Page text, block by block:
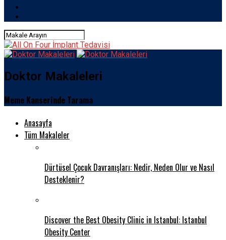
Doktor Makaleleri
Meme Kanserinde Tarama
Anasayfa
Tüm Makaleler
Dürtüsel Çocuk Davranışları: Nedir, Neden Olur ve Nasıl
Desteklenir?
Discover the Best Obesity Clinic in Istanbul: Istanbul
Obesity Center